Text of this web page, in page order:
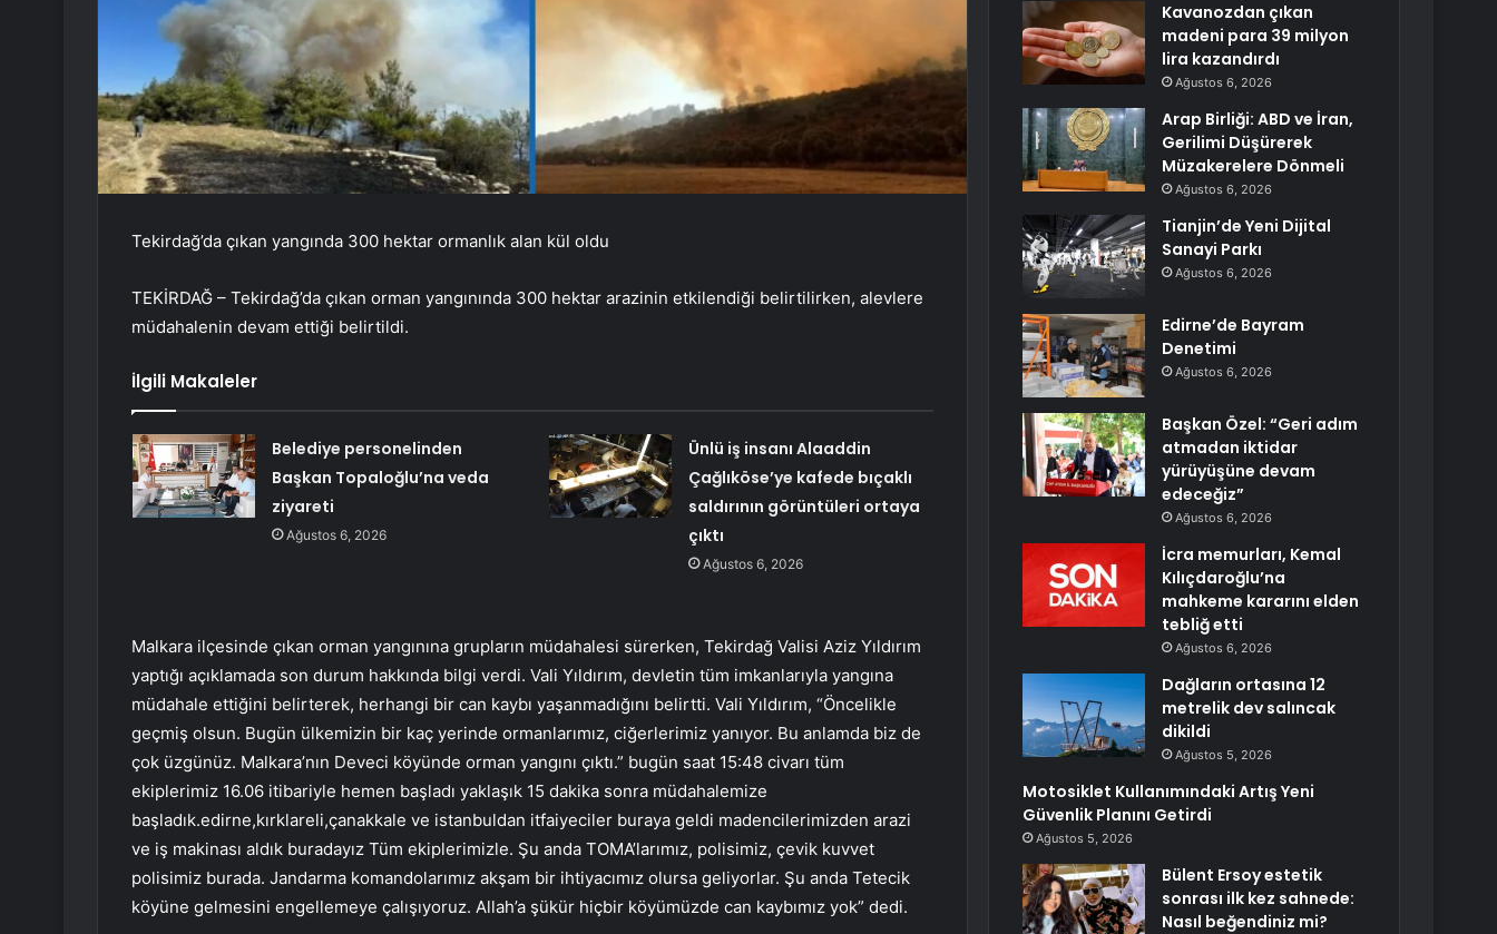
Tekirdağ’da çıkan yangında 300 hektar ormanlık alan kül oldu
TEKİRDAĞ – Tekirdağ’da çıkan orman yangınında 300 hektar arazinin etkilendiği belirtilirken, alevlere
müdahalenin devam ettiği belirtildi.
İlgili Makaleler
Belediye personelinden
Başkan Topaloğlu’na veda
ziyareti
Ağustos 6, 2026
Ünlü iş insanı Alaaddin
Çağlıköse’ye kafede bıçaklı
saldırının görüntüleri ortaya
çıktı
Ağustos 6, 2026
Malkara ilçesinde çıkan orman yangınına grupların müdahalesi sürerken, Tekirdağ Valisi Aziz Yıldırım
yaptığı açıklamada son durum hakkında bilgi verdi. Vali Yıldırım, devletin tüm imkanlarıyla yangına
müdahale ettiğini belirterek, herhangi bir can kaybı yaşanmadığını belirtti. Vali Yıldırım, “Öncelikle
geçmiş olsun. Bugün ülkemizin bir kaç yerinde ormanlarımız, ciğerlerimiz yanıyor. Bu anlamda biz de
çok üzgünüz. Malkara’nın Deveci köyünde orman yangını çıktı.” bugün saat 15:48 civarı tüm
ekiplerimiz 16.06 itibariyle hemen başladı yaklaşık 15 dakika sonra müdahalemize
başladık.edirne,kırklareli,çanakkale ve istanbuldan itfaiyeciler buraya geldi madencilerimizden arazi
ve iş makinası aldık buradayız Tüm ekiplerimizle. Şu anda TOMA’larımız, polisimiz, çevik kuvvet
polisimiz burada. Jandarma komandolarımız akşam bir ihtiyacımız olursa geliyorlar. Şu anda Tetecik
köyüne gelmesini engellemeye çalışıyoruz. Allah’a şükür hiçbir köyümüzde can kaybımız yok” dedi.
Kavanozdan çıkan
madeni para 39 milyon
lira kazandırdı
Ağustos 6, 2026
Arap Birliği: ABD ve İran,
Gerilimi Düşürerek
Müzakerelere Dönmeli
Ağustos 6, 2026
Tianjin’de Yeni Dijital
Sanayi Parkı
Ağustos 6, 2026
Edirne’de Bayram
Denetimi
Ağustos 6, 2026
Başkan Özel: “Geri adım
atmadan iktidar
yürüyüşüne devam
edeceğiz”
Ağustos 6, 2026
İcra memurları, Kemal
Kılıçdaroğlu’na
mahkeme kararını elden
tebliğ etti
Ağustos 6, 2026
Dağların ortasına 12
metrelik dev salıncak
dikildi
Ağustos 5, 2026
Motosiklet Kullanımındaki Artış Yeni
Güvenlik Planını Getirdi
Ağustos 5, 2026
Bülent Ersoy estetik
sonrası ilk kez sahnede:
Nasıl beğendiniz mi?